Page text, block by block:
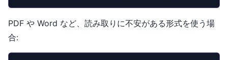
PDF や Word など、読み取りに不安がある形式を使う場
合: